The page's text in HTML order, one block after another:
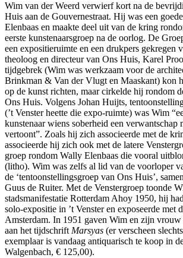
Wim van der Weerd verwierf kort na de
Huis aan de Gouvernestraat. Hij was een
Elenbaas en maakte deel uit van de kring
eerste kunstenaarsgroep na de oorlog. De
een expositieruimte en een drukpers gekregen
theoloog en directeur van Ons Huis, Karel
tijdgebrek (Wim was werkzaam voor de
Brinkman & Van der Vlugt en Maaskant) kon
op de kunst richten, maar cirkelde hij rondom
Ons Huis. Volgens Johan Huijts,
(’t Venster heette die expo-ruimte) was Wim
kunstenaar wiens soberheid een verwantschap
vertoont”. Zoals hij zich associeerde met de
associeerde hij zich ook met de latere
groep rondom Wally Elenbaas die vooral
(litho). Wim was zelfs al lid van de voorloper
de ‘tentoonstellingsgroep van Ons Huis’,
Guus de Ruiter. Met de Venstergroep toonde
stadsmanifestatie Rotterdam Ahoy 1950, hij
solo-expositie in ’t Venster en exposeerde met
Amsterdam. In 1951 gaven Wim en zijn
aan het tijdschrift Marsyas (er verscheen
exemplaar is vandaag antiquarisch te koop in
Walgenbach, € 125,00).